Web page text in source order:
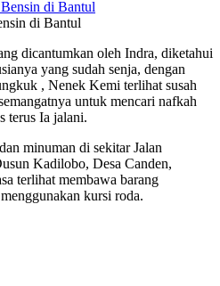
di Bantul
dicantumkan oleh Indra, diketahui
yang sudah senja, dengan
, Nenek Kemi terlihat susah
untuk mencari nafkah
terus Ia jalani.
minuman di sekitar Jalan
Kadilobo, Desa Canden,
terlihat membawa barang
kursi roda.